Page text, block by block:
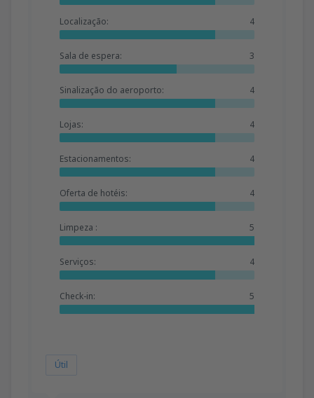
Localização: 4
Sala de espera: 3
Sinalização do aeroporto: 4
Lojas: 4
Estacionamentos: 4
Oferta de hotéis: 4
Limpeza : 5
Serviços: 4
Check-in: 5
Útil